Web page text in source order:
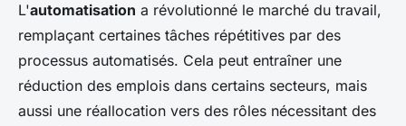
L'automatisation a révolutionné le marché du travail,
remplaçant certaines tâches répétitives par des
processus automatisés. Cela peut entraîner une
réduction des emplois dans certains secteurs, mais
aussi une réallocation vers des rôles nécessitant des